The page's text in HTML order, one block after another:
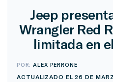
Jeep
Wrangler Red
limitada en
POR:ALEX PERRONE
ACTUALIZADO EL 26 DE